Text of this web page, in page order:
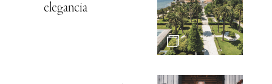
elegancia